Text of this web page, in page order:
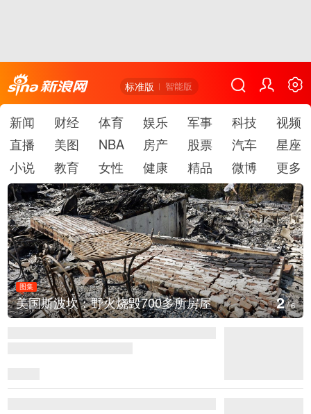
标准版 智能版
新闻 财经 体育 娱乐 军事 科技
视频
直播
美图 NBA 房产 股票 汽车
星座
小说
教育 女性 健康 精品 微博 更多
图集
叙利亚：大马士革发生爆炸 3/6